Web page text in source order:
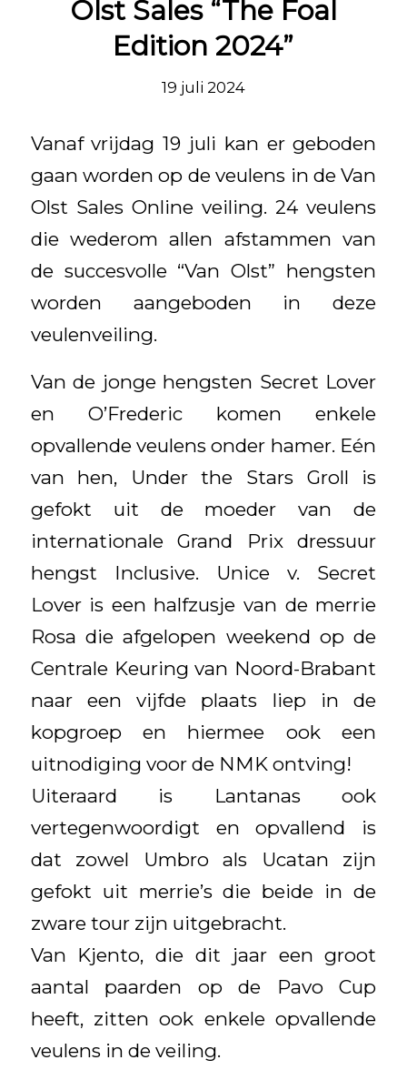
Olst Sales “The Foal
Edition 2024”
19 juli 2024
Vanaf vrijdag 19 juli kan er geboden
gaan worden op de veulens in de Van
Olst Sales Online veiling. 24 veulens
die wederom allen afstammen van
de succesvolle “Van Olst” hengsten
worden aangeboden in deze
veulenveiling.
Van de jonge hengsten Secret Lover
en O’Frederic komen enkele
opvallende veulens onder hamer. Eén
van hen, Under the Stars Groll is
gefokt uit de moeder van de
internationale Grand Prix dressuur
hengst Inclusive. Unice v. Secret
Lover is een halfzusje van de merrie
Rosa die afgelopen weekend op de
Centrale Keuring van Noord-Brabant
naar een vijfde plaats liep in de
kopgroep en hiermee ook een
uitnodiging voor de NMK ontving!
Uiteraard is Lantanas ook
vertegenwoordigt en opvallend is
dat zowel Umbro als Ucatan zijn
gefokt uit merrie’s die beide in de
zware tour zijn uitgebracht.
Van Kjento, die dit jaar een groot
aantal paarden op de Pavo Cup
heeft, zitten ook enkele opvallende
veulens in de veiling.